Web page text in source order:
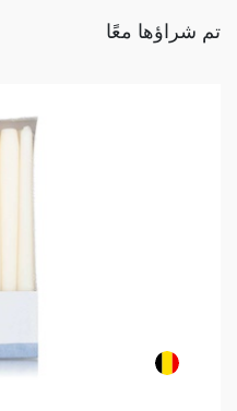
تم شراؤها معًا